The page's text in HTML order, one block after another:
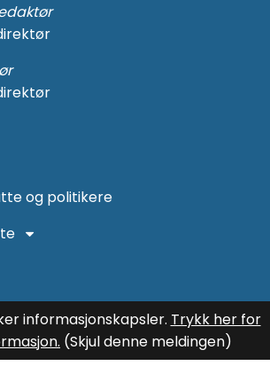
og politikere
informasjonskapsler. Trykk her for
(Skjul denne meldingen)